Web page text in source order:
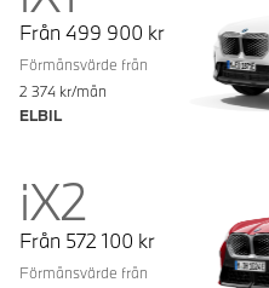
Från 499 900 kr
Förmånsvärde från
2 374 kr/mån
ELBIL
iX2
Från 572 100 kr
Förmånsvärde från